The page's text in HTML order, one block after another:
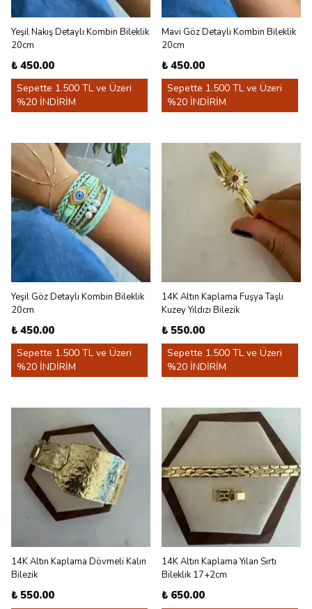
Yeşil Nakış Detaylı Kombin Bileklik
20cm
₺ 450.00
Sepette 1.500 TL ve Üzeri
%20 İNDİRİM
Mavi Göz Detaylı Kombin Bileklik
20cm
₺ 450.00
Sepette 1.500 TL ve Üzeri
%20 İNDİRİM
Yeşil Göz Detaylı Kombin Bileklik
20cm
₺ 450.00
Sepette 1.500 TL ve Üzeri
%20 İNDİRİM
14K Altın Kaplama Fuşya Taşlı
Kuzey Yıldızı Bilezik
₺ 550.00
Sepette 1.500 TL ve Üzeri
%20 İNDİRİM
14K Altın Kaplama Dövmeli Kalın
Bilezik
₺ 550.00
14K Altın Kaplama Yılan Sırtı
Bileklik 17+2cm
₺ 650.00